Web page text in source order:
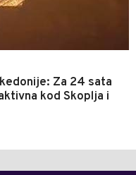
Za 24 sata
kod Skoplja i